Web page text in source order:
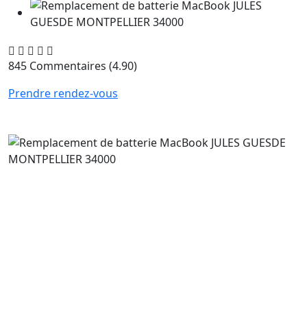
845 Commentaires (4.90)
Prendre rendez-vous